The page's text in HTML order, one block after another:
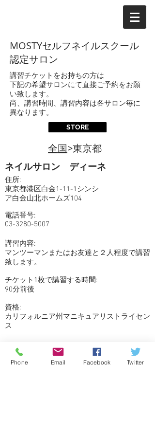
MOSTYセルフネイルスクール
認定サロン
講習チケットをお持ちの方は
下記の希望サロンにて直接ご予約をお願
い致します。
尚、講習時間、講習内容は各サロン毎に
異なります。
STORE
全国>東京都
ネイルサロン ディーネ
住所:
東京都港区白金1-11-1シンシ
ア白金山北ホームズ104
電話番号:
03-3280-5007
講習内容:
マンツーマンまたはお友達と２人程度で講習
致します。
チケット1枚で講習する時間:
90分前後
資格:
カリフォルニア州マニキュアリストライセン
ス
ホームページ
Phone Email Facebook Twitter